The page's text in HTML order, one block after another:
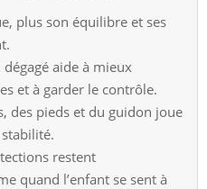
plus son équilibre et ses
aide à mieux
et à garder le contrôle.
des pieds et du guidon joue
restent
quand l’enfant se sent à